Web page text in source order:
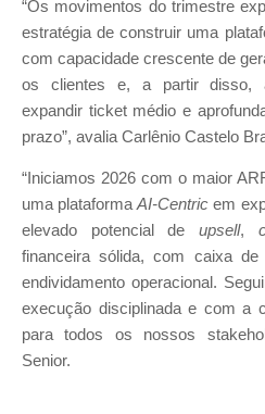
“Os movimentos do trimestre
estratégia de construir uma
com capacidade crescente de
os clientes e, a partir disso,
expandir ticket médio e
prazo”, avalia Carlênio Castelo
“Iniciamos 2026 com o maior
uma plataformaAI-Centric em
elevado potencial deupsell,
financeira sólida, com caixa
endividamento operacional.
execução disciplinada e com a
para todos os nossos
Senior.